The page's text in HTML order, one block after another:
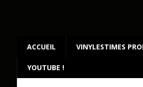
ACCUEIL VINYLESTIMES
YOUTUBE !